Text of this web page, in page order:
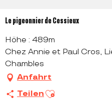
Le pigeonnier de Cessieux
Höhe : 489m
Chez Annie et Paul Cros,
Chambles
Anfahrt
Teilen Ajouter aux favoris